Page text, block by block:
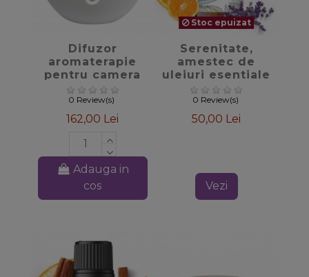
Difuzor
aromaterapie
pentru camera
si masina Smart
0 Review(s)
162,00 Lei
Adauga in
cos
favorite_border
Stoc epuizat
Serenitate,
amestec de
uleiuri esentiale
0 Review(s)
50,00 Lei
Vezi